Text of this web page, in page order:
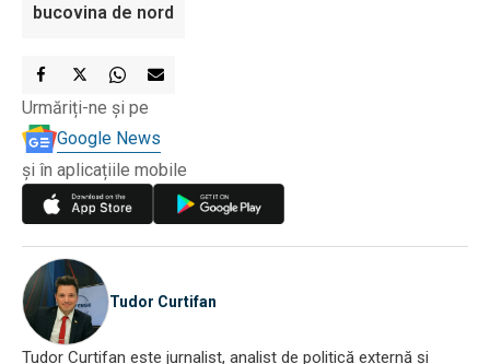
bucovina de nord
Urmăriți-ne și pe
Google News
și în aplicațiile mobile
Tudor Curtifan
Tudor Curtifan este jurnalist, analist de politică externă și